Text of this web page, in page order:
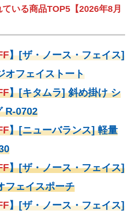
いる商品TOP5【2026年8月
】[ザ・ノース・フェイス]
オフェイストート
】[キタムラ] 斜め掛け シ
R-0702
】[ニューバランス] 軽量
】[ザ・ノース・フェイス]
フェイスポーチ
】[ザ・ノース・フェイス]